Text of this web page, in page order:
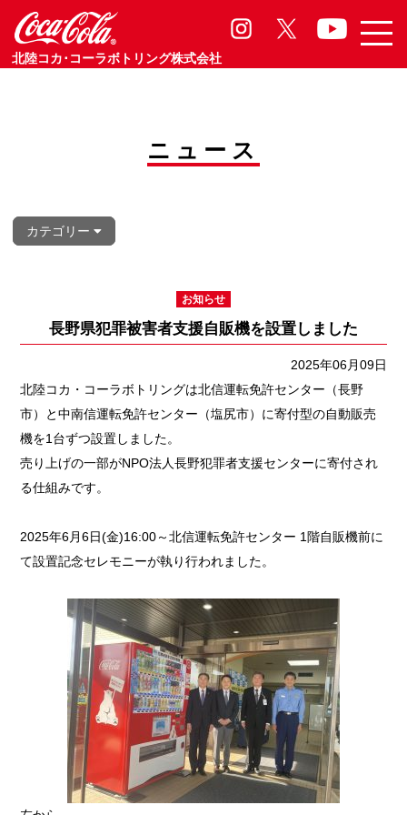
北陸コカ･コーラボトリング株式会社
お知らせ Information
ニュース
カテゴリー
お知らせ
長野県犯罪被害者支援自販機を設置しました
2025年06月09日
北陸コカ・コーラボトリングは北信運転免許センター（長野
市）と中南信運転免許センター（塩尻市）に寄付型の自動販売
機を1台ずつ設置しました。
売り上げの一部がNPO法人長野犯罪者支援センターに寄付され
る仕組みです。
2025年6月6日(金)16:00～北信運転免許センター 1 階自販機前に
て設置記念セレモニーが執り行われました。